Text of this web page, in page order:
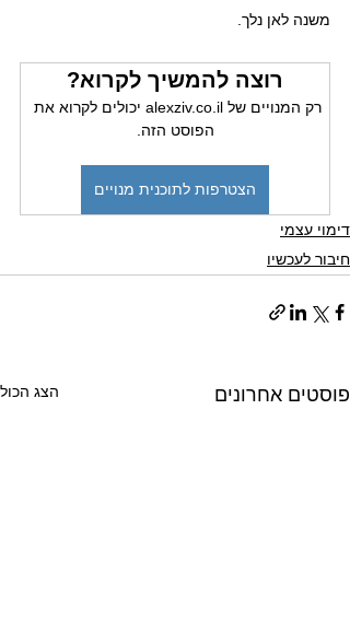
משנה לאן נלך.
רוצה להמשיך לקרוא?
רק המנויים של alexziv.co.il יכולים לקרוא את
הפוסט הזה.
הצטרפות לתוכנית מנויים
דימוי עצמי
חיבור לעכשיו
פוסטים אחרונים הצג הכול